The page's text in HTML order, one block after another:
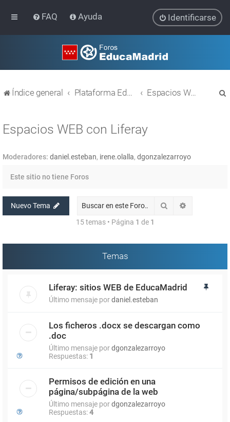
FAQ Ayuda Identificarse
Índice general Plataforma Educativa EducaMadrid Espacios WEB con Liferay
Espacios WEB con Liferay
Moderadores: daniel.esteban, irene.olalla, dgonzalezarroyo
Este sitio no tiene Foros
Nuevo Tema Buscar
15 temas • Página 1 de 1
Temas
Liferay: sitios WEB de EducaMadrid
Último mensaje pordaniel.esteban
Los ficheros .docx se descargan como
.doc
Último mensaje pordgonzalezarroyo
Respuestas: 1
Permisos de edición en una
página/subpágina de la web
Último mensaje pordgonzalezarroyo
Respuestas:4